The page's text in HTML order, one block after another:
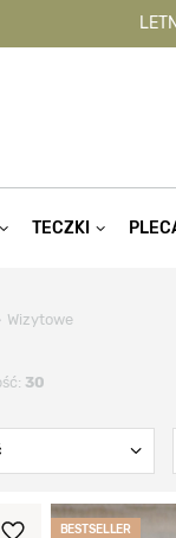
TECZKI
Wizytowe
30
BESTSELLER